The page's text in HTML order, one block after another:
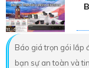
Báo giá trọn gói lắp
bạn sự an toàn và